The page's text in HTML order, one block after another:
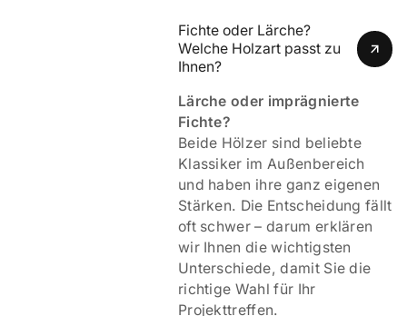
Fichte oder Lärche?
Welche Holzart passt zu
Ihnen?
Lärche oder imprägnierte
Fichte?
Beide Hölzer sind beliebte
Klassiker im Außenbereich
und haben ihre ganz eigenen
Stärken. Die Entscheidung fällt
oft schwer – darum erklären
wir Ihnen die wichtigsten
Unterschiede, damit Sie die
richtige Wahl für Ihr
Projekttreffen.